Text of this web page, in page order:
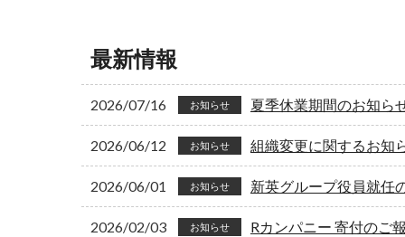
最新情報
2026/07/16 お知らせ 夏季休業期間のお知ら
2026/06/12 お知らせ 組織変更に関するお知
2026/06/01 お知らせ 新英グループ役員就任
2026/02/03 お知らせ Rカンパニー 寄付のご